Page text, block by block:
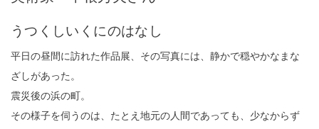
うつくしいくにのはなし
平日の昼間に訪れた作品展、その写真には、静かで穏やかなまな
ざしがあった。
震災後の浜の町。
その様子を伺うのは、たとえ地元の人間であっても、少なからず